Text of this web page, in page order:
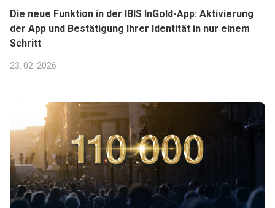
Die neue Funktion in der IBIS InGold-App: Aktivierung
der App und Bestätigung Ihrer Identität in nur einem
Schritt
23. 02. 2026